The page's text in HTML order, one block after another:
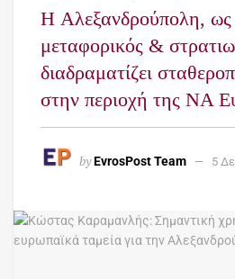
H Αλεξανδρούπολη, ως
μεταφορικός &
διαδραματίζει
στην περιοχή της ΝΑ
byEvrosPost Team 5